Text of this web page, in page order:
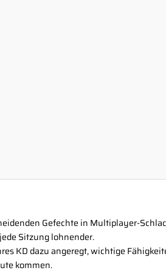
Gefechte in Multiplayer-
Sitzung lohnender.
KD dazu angeregt, wichtige
kommen.